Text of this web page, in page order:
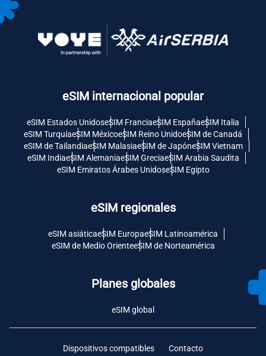
eSIM internacional popular
eSIM Estados UnidoseSIM FranciaeSIM EspañaeSIM Italia
eSIM TurquíaeSIM MéxicoeSIM Reino UnidoeSIM de Canadá
eSIM de TailandiaeSIM MalasiaeSIM de JapóneSIM Vietnam
eSIM IndiaeSIM AlemaniaeSIM GreciaeSIM Arabia Saudita
eSIM Emiratos Árabes UnidoseSIM Egipto
eSIM regionales
eSIM asiáticaeSIM EuropaeSIM Latinoamérica
eSIM de Medio OrienteeSIM de Norteamérica
Planes globales
eSIM global
Dispositivos compatibles Contacto